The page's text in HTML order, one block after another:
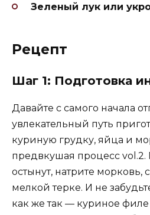
Зеленый лук или
Рецепт
Шаг 1: Подготовка
Давайте с самого начала
увлекательный путь
куриную грудку, яйца и
предвкушая процесс vol.2.
остынут, натрите морковь,
мелкой терке. И не
как же так — куриное